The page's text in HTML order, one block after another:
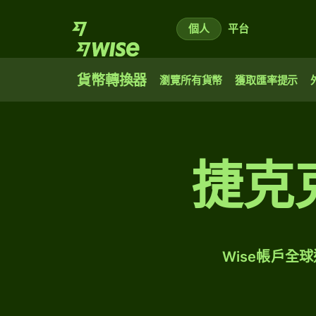
個人 平台
貨幣轉換器 瀏覽所有貨幣 獲取匯率提示
捷克
Wise帳戶全